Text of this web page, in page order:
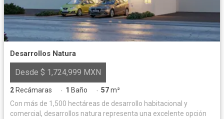
Desarrollos Natura
Desde $ 1,724,999 MXN
2 Recámaras · 1 Baño · 57m²
Con más de 1,500 hectáreas de desarrollo habitacional y
comercial, desarrollos natura representa una excelente opción